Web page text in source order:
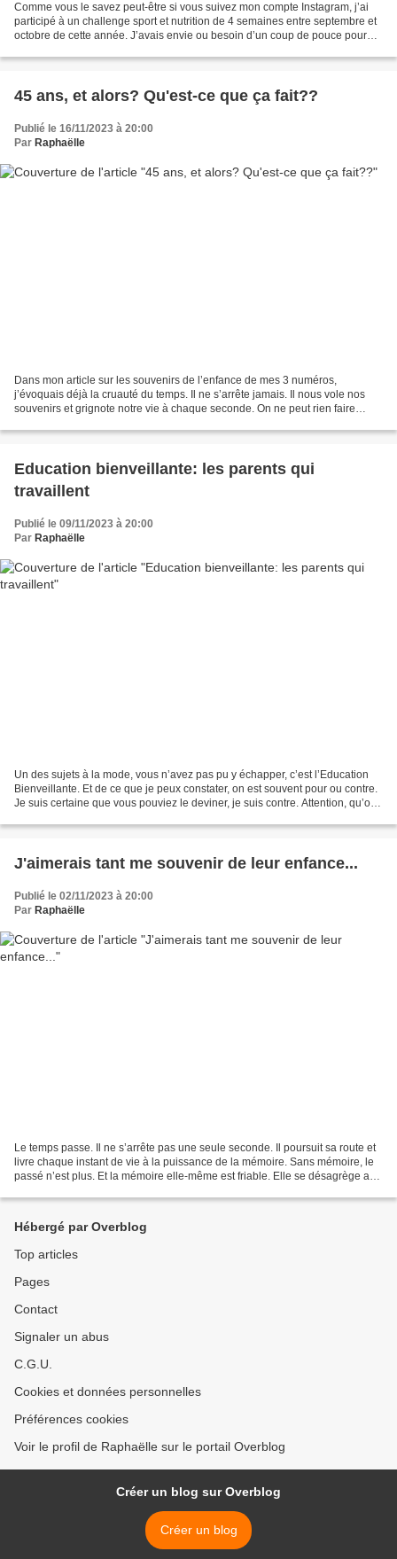
Comme vous le savez peut-être si vous suivez mon compte Instagram, j’ai
participé à un challenge sport et nutrition de 4 semaines entre septembre et
octobre de cette année. J’avais envie ou besoin d’un coup de pouce pour
45 ans, et alors? Qu'est-ce que ça fait??
Publié le 16/11/2023 à 20:00
Par Raphaëlle
Dans mon article sur les souvenirs de l’enfance de mes 3 numéros,
j’évoquais déjà la cruauté du temps. Il ne s’arrête jamais. Il nous vole nos
souvenirs et grignote notre vie à chaque seconde. On ne peut rien faire
Education bienveillante: les parents qui
travaillent
Publié le 09/11/2023 à 20:00
Par Raphaëlle
Un des sujets à la mode, vous n’avez pas pu y échapper, c’est l’Education
Bienveillante. Et de ce que je peux constater, on est souvent pour ou contre.
Je suis certaine que vous pouviez le deviner, je suis contre. Attention, qu’on
J'aimerais tant me souvenir de leur enfance...
Publié le 02/11/2023 à 20:00
Par Raphaëlle
Le temps passe. Il ne s’arrête pas une seule seconde. Il poursuit sa route et
livre chaque instant de vie à la puissance de la mémoire. Sans mémoire, le
passé n’est plus. Et la mémoire elle-même est friable. Elle se désagrège au
Hébergé par Overblog
Top articles
Pages
Contact
Signaler un abus
C.G.U.
Cookies et données personnelles
Préférences cookies
Voir le profil de Raphaëlle sur le portail Overblog
Créer un blog sur Overblog
Créer un blog